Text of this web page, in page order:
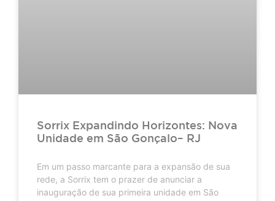
Sorrix Expandindo Horizontes: Nova
Unidade em São Gonçalo– RJ
Em um passo marcante para a expansão de sua
rede, a Sorrix tem o prazer de anunciar a
inauguração de sua primeira unidade em São